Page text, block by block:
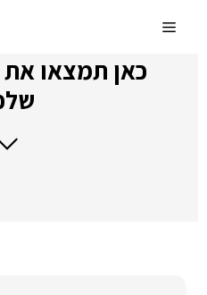
לתוכןMenu
כאן תמצאו את